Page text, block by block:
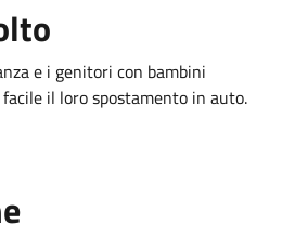
e i genitori con bambini
il loro spostamento in auto.